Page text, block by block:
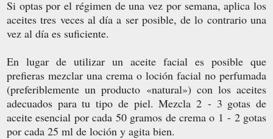
Si optas por el régimen de una vez por semana, aplica los
aceites tres veces al día a ser posible, de lo contrario una
vez al día es suficiente.
En lugar de utilizar un aceite facial es posible que
prefieras mezclar una crema o loción facial no perfumada
(preferiblemente un producto «natural») con los aceites
adecuados para tu tipo de piel. Mezcla 2 - 3 gotas de
aceite esencial por cada 50 gramos de crema o 1 - 2 gotas
por cada 25 ml de loción y agita bien.